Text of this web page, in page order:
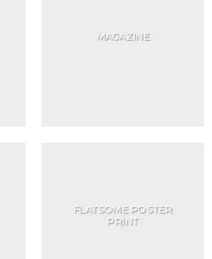
MAGAZINE
FLATSOME POSTER
PRINT